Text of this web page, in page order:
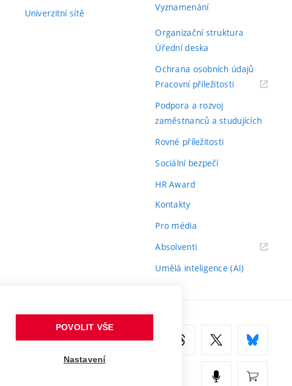
Univerzitní sítě
Vyznamenání
Organizační struktura
Úřední deska
Ochrana osobních údajů
Pracovní příležitosti(externí
Podpora a rozvoj
zaměstnanců a studujících
Rovné příležitosti
Sociální bezpečí
HR Award
Kontakty
Pro média
Absolventi(externí
Umělá inteligence (AI)
POVOLIT VŠE
Nastavení